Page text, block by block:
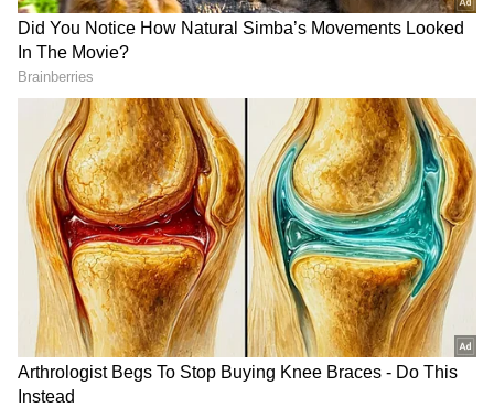
ஏற்படுவதாகவும் நம்பப்படுகிறது.
இது எந்த அளவிற்கு உண்மை?
கோழிகளுக்கு உண்மையிலேயே வளர்ச்சி
ஹார்மோன்கள் கொடுக்கப்படுகின்றனவா?
இந்த பிராய்லர் கோழிகள் உண்மையில்
எப்படி இவ்வளவு வேகமாக வளர்கின்றன
என்பதை இப்போது தெரிந்து கொள்வோம்…
ஏசியாநெட் தமிழ்-ஐ உங்கள் முதன்மைத்
தேர்வாக்குங்கள்